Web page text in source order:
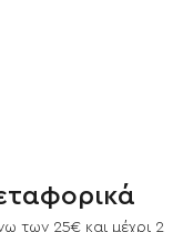
των 25€ και μέχρι 2